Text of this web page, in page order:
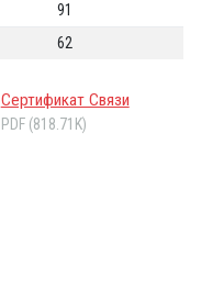
91
62
Сертификат Связи
PDF (818.71K)